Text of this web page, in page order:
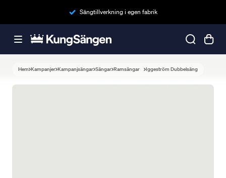
Sängtillverkning i egen fabrik
Hem Kampanjer Kampanjsängar Sängar Ramsängar Iggeström Dubbelsäng